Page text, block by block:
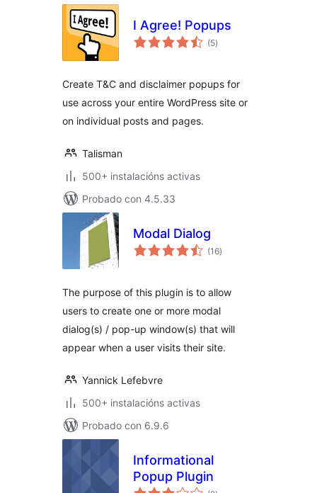
I Agree! Popups
(5valoracións
totais
)
Create T&C and disclaimer popups for
use across your entire WordPress site or
on individual posts and pages.
Talisman
500+ instalacións activas
Probado con 4.5.33
Modal Dialog
(16valoracións
totais
)
The purpose of this plugin is to allow
users to create one or more modal
dialog(s) / pop-up window(s) that will
appear when a user visits their site.
Yannick Lefebvre
500+ instalacións activas
Probado con 6.9.6
Informational
Popup Plugin
valoracións